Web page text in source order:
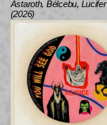
Astaroth, Bélcebu, Lucifer
(2026)